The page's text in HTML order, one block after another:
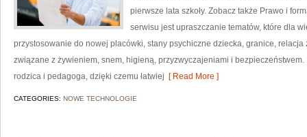
pierwsze lata szkoły. Zobacz także Prawo i
serwisu jest upraszczanie tematów, które dla
przystosowanie do nowej placówki, stany psychiczne dziecka, granice,
związane z żywieniem, snem, higieną, przyzwyczajeniami i
rodzica i pedagoga, dzięki czemu łatwiej [ Read More ]
CATEGORIES: NOWE TECHNOLOGIE